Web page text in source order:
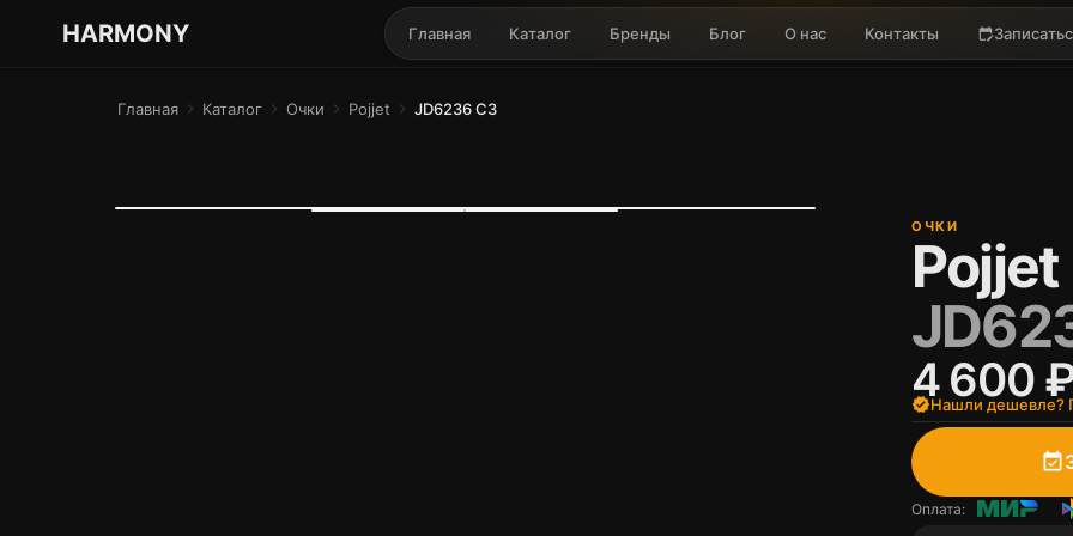
ГАРМОНИЯ ГЛАЗ
HARMONY Главная Каталог Бренды Блог О нас Контакты edit_calendar
Главная chevron_right Каталог chevron_right Очки chevron_right Pojjet chevron_right JD6236 C3
ОЧКИ
Pojjet
4 600
verifiedНашли дешевле?
event_available
Оплата: